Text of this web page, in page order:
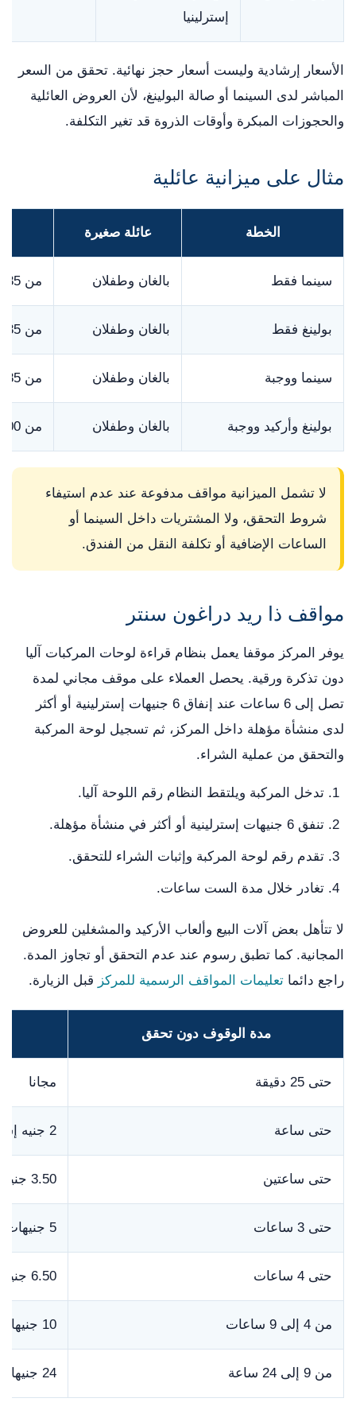
إسترلينيا
الأسعار إرشادية وليست أسعار حجز نهائية. تحقق من السعر
المباشر لدى السينما أو صالة البولينغ، لأن العروض العائلية
والحجوزات المبكرة وأوقات الذروة قد تغير التكلفة.
مثال على ميزانية عائلية
الخطة عائلة صغيرة
سينما فقط بالغان وطفلان من 35 إلى 75 جنيها إسترلينيا
بولينغ فقط بالغان وطفلان من 35 إلى 65 جنيها إسترلينيا
سينما ووجبة بالغان وطفلان من 85 إلى 160 جنيها إسترلينيا
بولينغ وأركيد ووجبة بالغان وطفلان من 100 إلى 190 جنيها إسترلينيا
لا تشمل الميزانية مواقف مدفوعة عند عدم استيفاء
شروط التحقق، ولا المشتريات داخل السينما أو
الساعات الإضافية أو تكلفة النقل من الفندق.
مواقف ذا ريد دراغون سنتر
يوفر المركز موقفا يعمل بنظام قراءة لوحات المركبات آليا
دون تذكرة ورقية. يحصل العملاء على موقف مجاني لمدة
تصل إلى 6 ساعات عند إنفاق 6 جنيهات إسترلينية أو أكثر
لدى منشأة مؤهلة داخل المركز، ثم تسجيل لوحة المركبة
والتحقق من عملية الشراء.
تدخل المركبة ويلتقط النظام رقم اللوحة آليا.
تنفق 6 جنيهات إسترلينية أو أكثر في منشأة مؤهلة.
تقدم رقم لوحة المركبة وإثبات الشراء للتحقق.
تغادر خلال مدة الست ساعات.
لا تتأهل بعض آلات البيع وألعاب الأركيد والمشغلين للعروض
المجانية. كما تطبق رسوم عند عدم التحقق أو تجاوز المدة.
راجع دائما تعليمات المواقف الرسمية للمركز قبل الزيارة.
مدة الوقوف دون تحقق
حتى 25 دقيقة مجانا
حتى ساعة 2 جنيه إسترليني
حتى ساعتين 3.50 جنيهات إسترلينية
حتى 3 ساعات 5 جنيهات إسترلينية
حتى 4 ساعات 6.50 جنيهات إسترلينية
من 4 إلى 9 ساعات 10 جنيهات إسترلينية
من 9 إلى 24 ساعة 24 جنيها إسترلينيا